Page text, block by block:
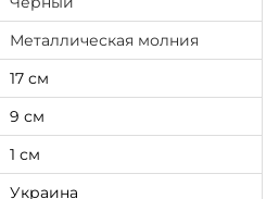
Металлическая молния
17 см
9 см
1 см
Украина